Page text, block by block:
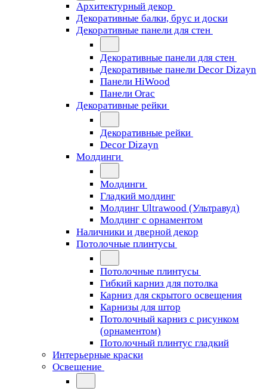
Архитектурный декор
Декоративные балки, брус и доски
Декоративные панели для стен
Декоративные панели для стен
Декоративные панели Decor Dizayn
Панели HiWood
Панели Orac
Декоративные рейки
Декоративные рейки
Decor Dizayn
Молдинги
Молдинги
Гладкий молдинг
Молдинг Ultrawood (Ультравуд)
Молдинг с орнаментом
Наличники и дверной декор
Потолочные плинтусы
Потолочные плинтусы
Гибкий карниз для потолка
Карниз для скрытого освещения
Карнизы для штор
Потолочный карниз с рисунком
(орнаментом)
Потолочный плинтус гладкий
Интерьерные краски
Освещение